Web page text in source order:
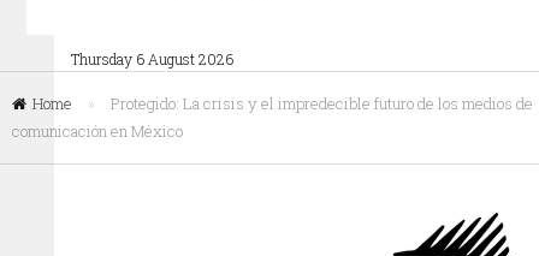
Thursday 6 August 2026
Home »
Protegido: La crisis y el impredecible futuro de los medios de
comunicación en México